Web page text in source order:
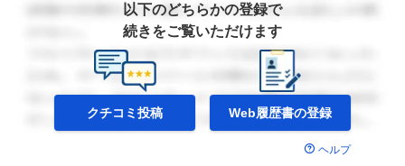
以下のどちらかの登録で
続きをご覧いただけます
クチコミ投稿 Web履歴書の登録
ヘルプ